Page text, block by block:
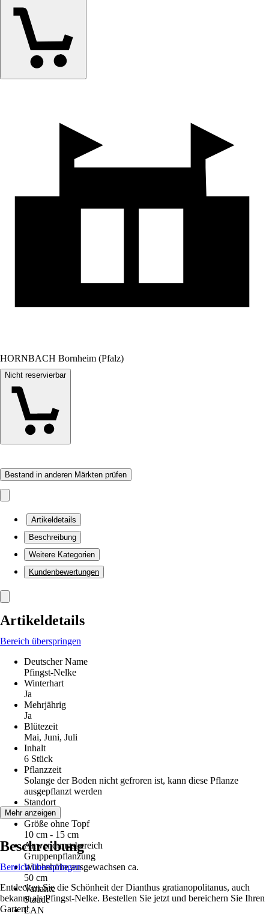
HORNBACH Bornheim (Pfalz)
Nicht reservierbar
Bestand in anderen Märkten prüfen
Artikeldetails
Beschreibung
Weitere Kategorien
Kundenbewertungen
Artikeldetails
Bereich überspringen
Deutscher Name
Pfingst-Nelke
Winterhart
Ja
Mehrjährig
Ja
Blütezeit
Mai, Juni, Juli
Inhalt
6 Stück
Pflanzzeit
Solange der Boden nicht gefroren ist, kann diese Pflanze
ausgepflanzt werden
Standort
Sonne
Größe ohne Topf
10 cm - 15 cm
Anwendungsbereich
Gruppenpflanzung
Wuchshöhe ausgewachsen ca.
50 cm
Variante
Staude
EAN
Mehr anzeigen
Beschreibung
Bereich überspringen
Entdecken Sie die Schönheit der Dianthus gratianopolitanus, auch
bekannt als Pfingst-Nelke. Bestellen Sie jetzt und bereichern Sie Ihren
Garten!